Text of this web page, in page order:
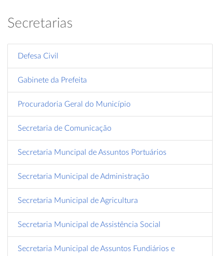
Secretarias
Defesa Civil
Gabinete da Prefeita
Procuradoria Geral do Município
Secretaria de Comunicação
Secretaria Muncipal de Assuntos Portuários
Secretaria Municipal de Administração
Secretaria Municipal de Agricultura
Secretaria Municipal de Assistência Social
Secretaria Municipal de Assuntos Fundiários e